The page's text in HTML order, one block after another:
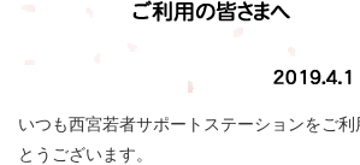
いつも西宮若者サポートステーションをご
とうございます。